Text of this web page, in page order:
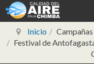
Inicio Campañas
Festival de